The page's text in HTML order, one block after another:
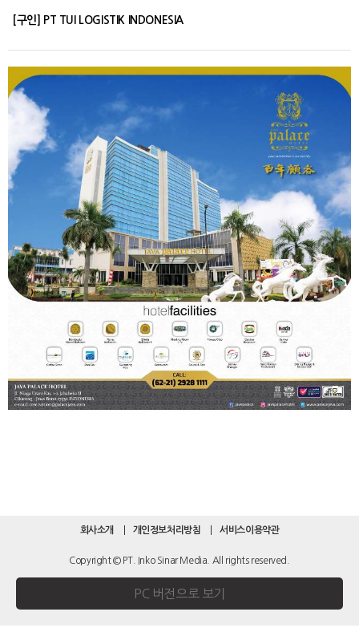
[구인] PT TUI LOGISTIK INDONESIA
회사소개 개인정보처리방침 서비스이용약관
Copyright © PT. Inko Sinar Media. All rights reserved.
PC 버전으로 보기